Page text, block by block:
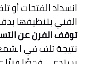
انسداد الفتحات أو
الفني بتنظيفها
توقف الفرن عن
نتيجة تلف في